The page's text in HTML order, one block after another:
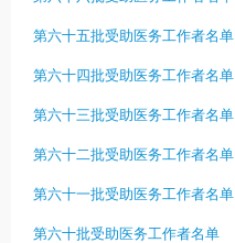
第六十五批受助医务工作者名单
第六十四批受助医务工作者名单
第六十三批受助医务工作者名单
第六十二批受助医务工作者名单
第六十一批受助医务工作者名单
第六十批受助医务工作者名单